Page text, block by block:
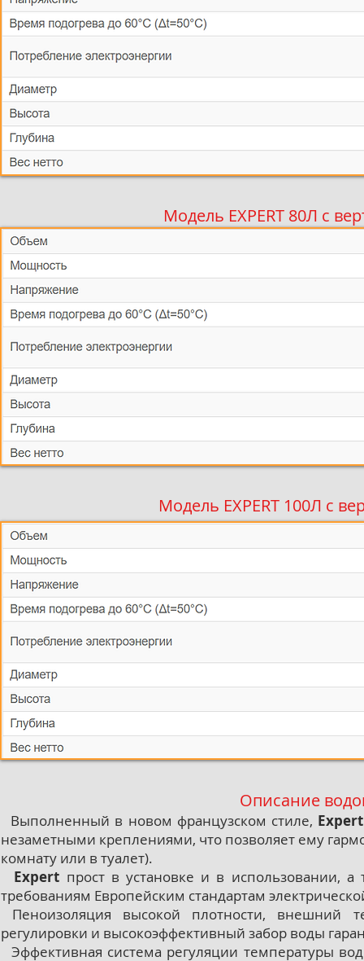
Модель EXPERT 80Л с
Модель EXPERT 100Л с
Описание
Выполненный в новом французском стиле, Expert
незаметными креплениями, что позволяет ему
комнату или в туалет).
Expert прост в установке и в использовании,
требованиям Европейским стандартам
Пеноизоляция высокой плотности, внешний
регулировки и высокоэффективный забор воды
Эффективная система регуляции температуры